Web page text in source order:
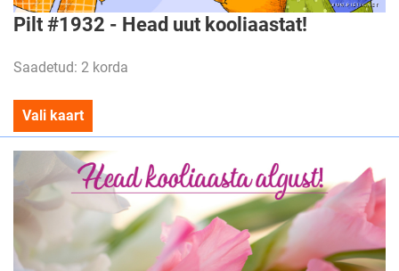
Pilt #1932 - Head uut kooliaastat!
Saadetud: 2 korda
Vali kaart